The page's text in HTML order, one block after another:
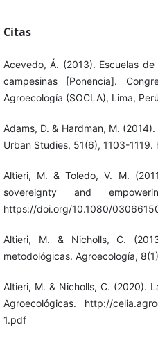
Citas
Acevedo, Á. (2013). Escuelas
campesinas [Ponencia].
Agroecología (SOCLA), Lima,
Adams, D. & Hardman, M.
Urban Studies, 51(6), 1103-
Altieri, M. & Toledo, V. M.
sovereignty and
https://doi.org/10.1080/
Altieri, M. & Nicholls, C.
metodológicas. Agroecología,
Altieri, M. & Nicholls, C. (2020).
Agroecológicas. http://
1.pdf